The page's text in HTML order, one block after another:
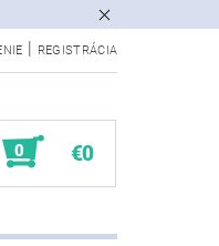
REGISTRÁCIA
0 €0